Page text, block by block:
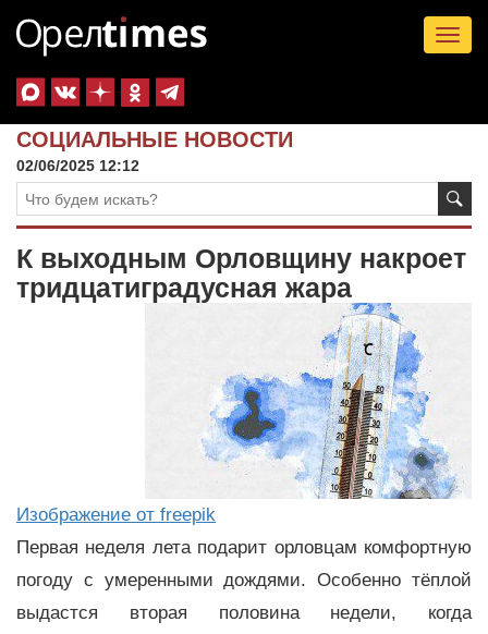
СОЦИАЛЬНЫЕ НОВОСТИ
02/06/2025 12:12
К выходным Орловщину накроет
тридцатиградусная жара
Изображение от freepik
Первая неделя лета подарит орловцам комфортную
погоду с умеренными дождями. Особенно тёплой
выдастся вторая половина недели, когда